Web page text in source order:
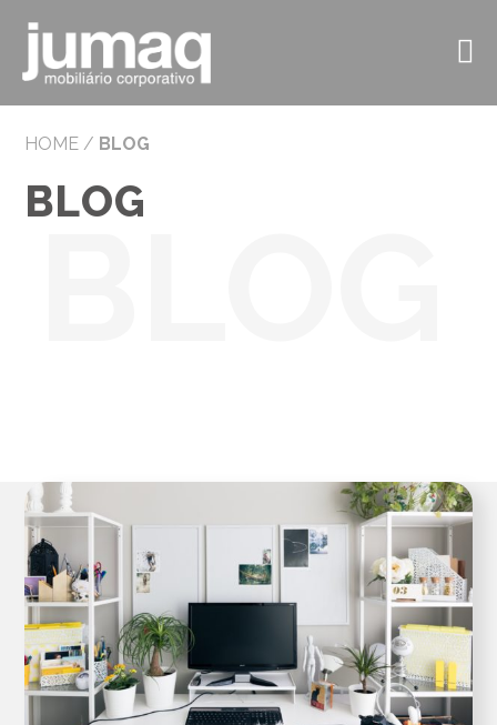
HOME / BLOG
BLOG